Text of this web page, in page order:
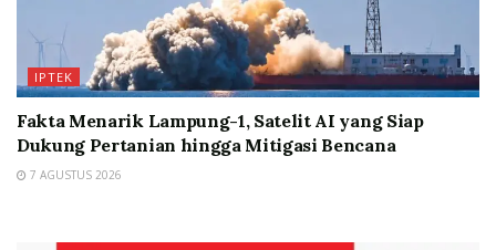
IPTEK
Fakta Menarik Lampung-1, Satelit AI yang Siap
Dukung Pertanian hingga Mitigasi Bencana
7 AGUSTUS 2026